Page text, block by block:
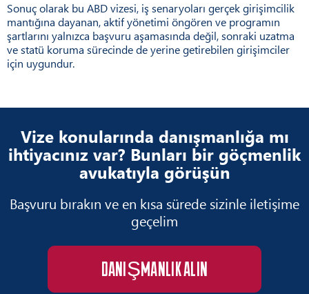
Sonuç olarak bu ABD vizesi, iş senaryoları gerçek girişimcilik
mantığına dayanan, aktif yönetimi öngören ve programın
şartlarını yalnızca başvuru aşamasında değil, sonraki uzatma
ve statü koruma sürecinde de yerine getirebilen girişimciler
için uygundur.
Vize konularında danışmanlığa mı
ihtiyacınız var? Bunları bir göçmenlik
avukatıyla görüşün
Başvuru bırakın ve en kısa sürede sizinle iletişime
geçelim
DANIŞMANLIK ALIN